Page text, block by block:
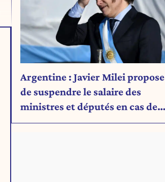
Argentine : Javier Milei propose
de suspendre le salaire des
ministres et députés en cas de
déficit budgétaire